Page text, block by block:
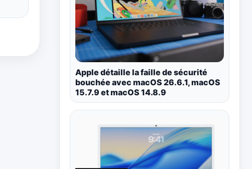
Apple détaille la faille de sécurité
bouchée avec macOS 26.6.1, macOS
15.7.9 et macOS 14.8.9